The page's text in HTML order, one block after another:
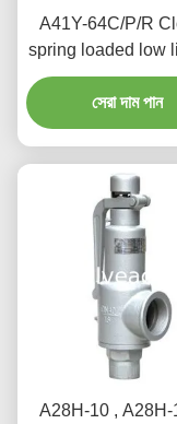
A41Y-64C/P/R
spring loaded low
safety valve（
suitable for
temperature
সেরা দাম পান
A28H-10 , A28H-